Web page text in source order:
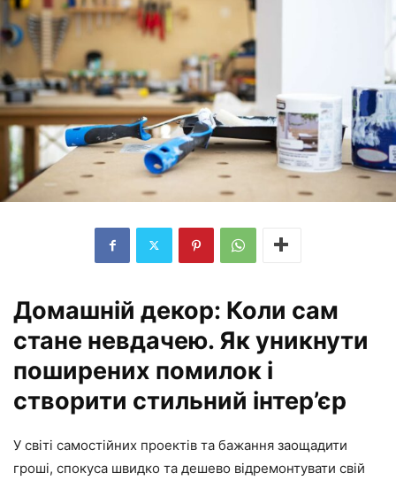
Домашній декор: Коли сам
стане невдачею. Як уникнути
поширених помилок і
створити стильний інтер’єр
У світі самостійних проектів та бажання заощадити
гроші, спокуса швидко та дешево відремонтувати свій